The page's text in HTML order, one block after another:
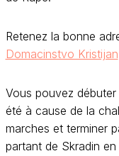
Retenez la bonne
Domacinstvo Kristijan
Vous pouvez
été à cause de la
marches et terminer
partant de Skradin